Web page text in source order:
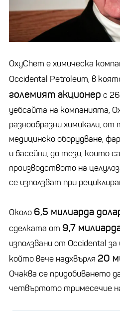
OxyChem е химическа
Occidental Petroleum, в
големият акционер с
уебсайта на компанията,
разнообразни химикали, от
медицинско оборудване,
и басейни, до тези, които
производството на
се използват при
Около 6,5 милиарда
сделката от 9,7
използвани от Occidental за
който вече надхвърля 20
Очаква се придобиването
четвъртото тримесечие